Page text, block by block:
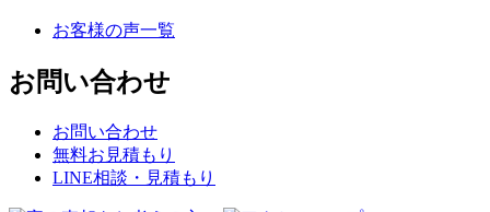
お客様の声一覧
お問い合わせ
お問い合わせ
無料お見積もり
LINE相談・見積もり